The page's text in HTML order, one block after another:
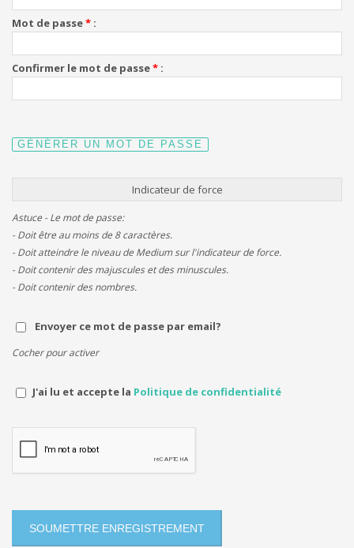
Mot de passe*
Confirmer le mot de passe*
Indicateur de force
Astuce - Le mot de passe:
- Doit être au moins de 8 caractères.
- Doit atteindre le niveau de Medium sur l'indicateur de force.
- Doit contenir des majuscules et des minuscules.
- Doit contenir des nombres.
Envoyer ce mot de passe par email?
Cocher pour activer
J'ai lu et accepte la Politique de confidentialité